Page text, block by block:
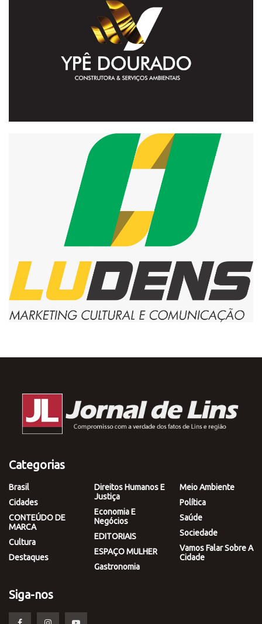
Categorias
Brasil
Cidades
CONTEÚDO DE
MARCA
Cultura
Destaques
Direitos Humanos E
Justiça
Economia E
Negócios
EDITORIAIS
ESPAÇO MULHER
Gastronomia
Meio Ambiente
Política
Saúde
Sociedade
Vamos Falar Sobre A
Cidade
Siga-nos